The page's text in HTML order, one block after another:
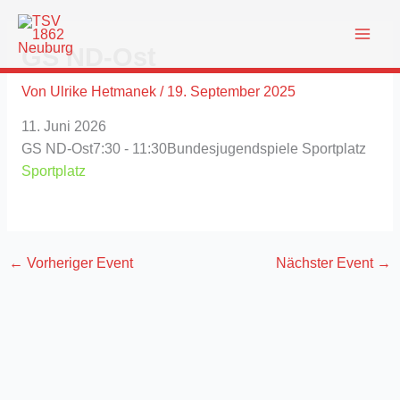
Inhalt
springen
GS ND-Ost
Von Ulrike Hetmanek / 19. September 2025
11. Juni 2026
GS ND-Ost7:30 - 11:30Bundesjugendspiele Sportplatz
Sportplatz
← Vorheriger Event Nächster Event →